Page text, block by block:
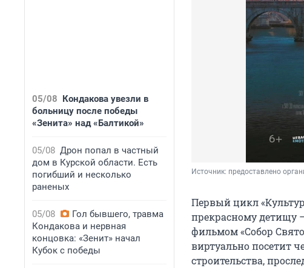
05/08 Кондакова увезли в
больницу после победы
«Зенита» над «Балтикой»
05/08 Дрон попал в частный
дом в Курской области. Есть
погибший и несколько
раненых
05/08
Гол бывшего, травма
Кондакова и нервная
концовка: «Зенит» начал
Кубок с победы
Источник: предоставлено
Первый цикл
прекрасному детищу
фильмом «Собор
виртуально посетит
строительства,